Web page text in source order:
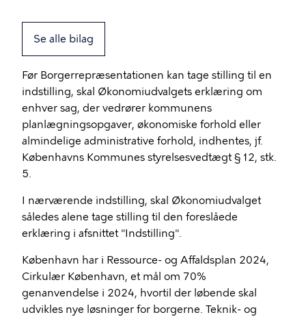
Se alle bilag
Før Borgerrepræsentationen kan tage stilling til en
indstilling, skal Økonomiudvalgets erklæring om
enhver sag, der vedrører kommunens
planlægningsopgaver, økonomiske forhold eller
almindelige administrative forhold, indhentes, jf.
Københavns Kommunes styrelsesvedtægt § 12, stk.
5.
I nærværende indstilling, skal Økonomiudvalget
således alene tage stilling til den foreslåede
erklæring i afsnittet "Indstilling".
København har i Ressource- og Affaldsplan 2024,
Cirkulær København, et mål om 70%
genanvendelse i 2024, hvortil der løbende skal
udvikles nye løsninger for borgerne. Teknik- og